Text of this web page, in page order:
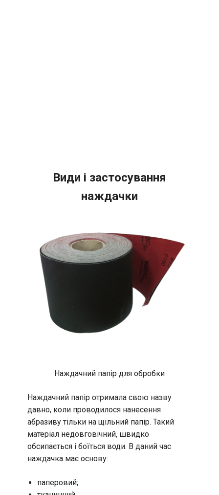
Види і застосування
наждачки
Наждачний папір для обробки
Наждачний папір отримала свою назву
давно, коли проводилося нанесення
абразиву тільки на щільний папір. Такий
матеріал недовговічний, швидко
обсипається і боїться води. В даний час
наждачка має основу:
паперовий;